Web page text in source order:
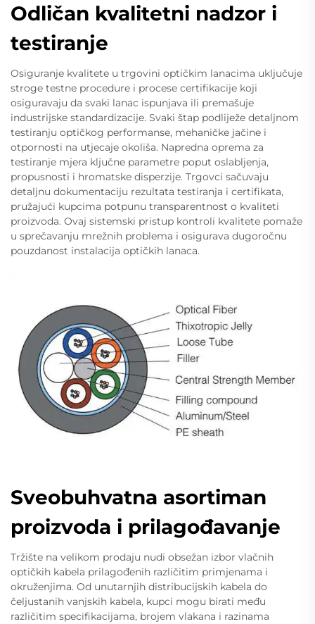
Odličan kvalitetni nadzor i
testiranje
Osiguranje kvalitete u trgovini optičkim lanacima uključuje
stroge testne procedure i procese certifikacije koji
osiguravaju da svaki lanac ispunjava ili premašuje
industrijske standardizacije. Svaki štap podliježe detaljnom
testiranju optičkog performanse, mehaničke jačine i
otpornosti na utjecaje okoliša. Napredna oprema za
testiranje mjera ključne parametre poput oslabljenja,
propusnosti i hromatske disperzije. Trgovci sačuvaju
detaljnu dokumentaciju rezultata testiranja i certifikata,
pružajući kupcima potpunu transparentnost o kvaliteti
proizvoda. Ovaj sistemski pristup kontroli kvalitete pomaže
u sprečavanju mrežnih problema i osigurava dugoročnu
pouzdanost instalacija optičkih lanaca.
Sveobuhvatna asortiman
proizvoda i prilagođavanje
Tržište na velikom prodaju nudi obsežan izbor vlačnih
optičkih kabela prilagođenih različitim primjenama i
okruženjima. Od unutarnjih distribucijskih kabela do
čeljustanih vanjskih kabela, kupci mogu birati među
različitim specifikacijama, brojem vlakana i razinama